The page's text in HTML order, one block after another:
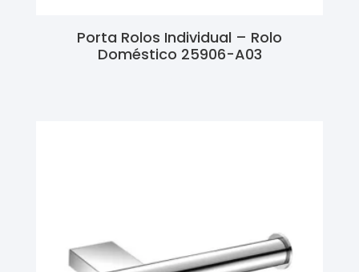
Porta Rolos Individual – Rolo
Doméstico 25906-A03